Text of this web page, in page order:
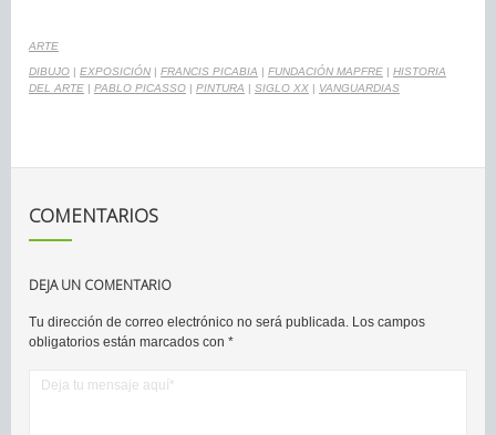
ARTE
DIBUJO | EXPOSICIÓN | FRANCIS PICABIA | FUNDACIÓN MAPFRE | HISTORIA
DEL ARTE | PABLO PICASSO | PINTURA | SIGLO XX | VANGUARDIAS
COMENTARIOS
DEJA UN COMENTARIO
Tu dirección de correo electrónico no será publicada. Los campos
obligatorios están marcados con *